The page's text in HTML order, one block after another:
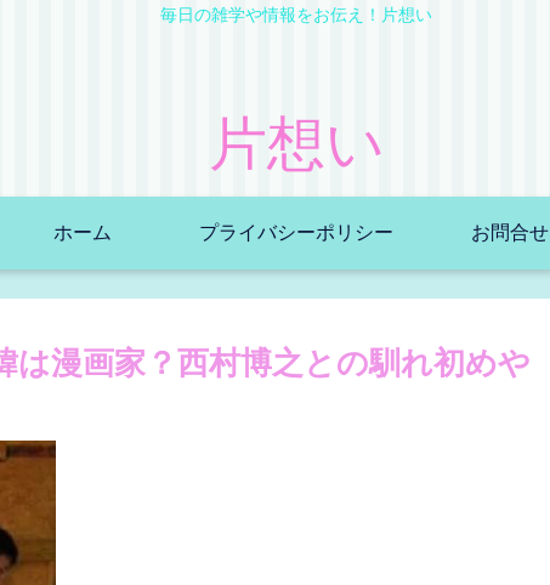
毎日の雑学や情報をお伝え！片想い
片想い
ホーム プライバシーポリシー お問合せ
は漫画家？西村博之との馴れ初めや